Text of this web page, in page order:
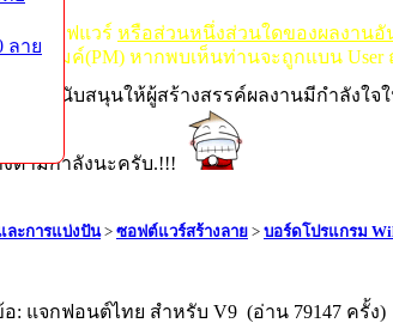
จก ซอฟแวร์ หรือส่วนหนึ่งส่วนใดของผลงาน
หลังไมค์(PM) หากพบเห็นท่านจะถูกแบน User
ยากสนับสนุนให้ผู้สร้างสรรค์ผลงานมีกำลังใจ
ตามกำลังนะครับ.!!!
ละการแบ่งปัน> ซอฟต์แวร์สร้างลาย > บอร์ดโปรแกรม
: แจกฟอนต์ไทย สำหรับ V9 (อ่าน 79147 ครั้ง)
ลาย